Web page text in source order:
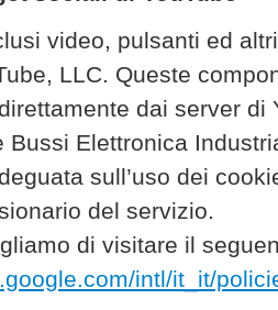
video, pulsanti ed
LLC. Queste
dai server di
Bussi Elettronica
sull’uso dei
del servizio.
di visitare il
intl/it_it/